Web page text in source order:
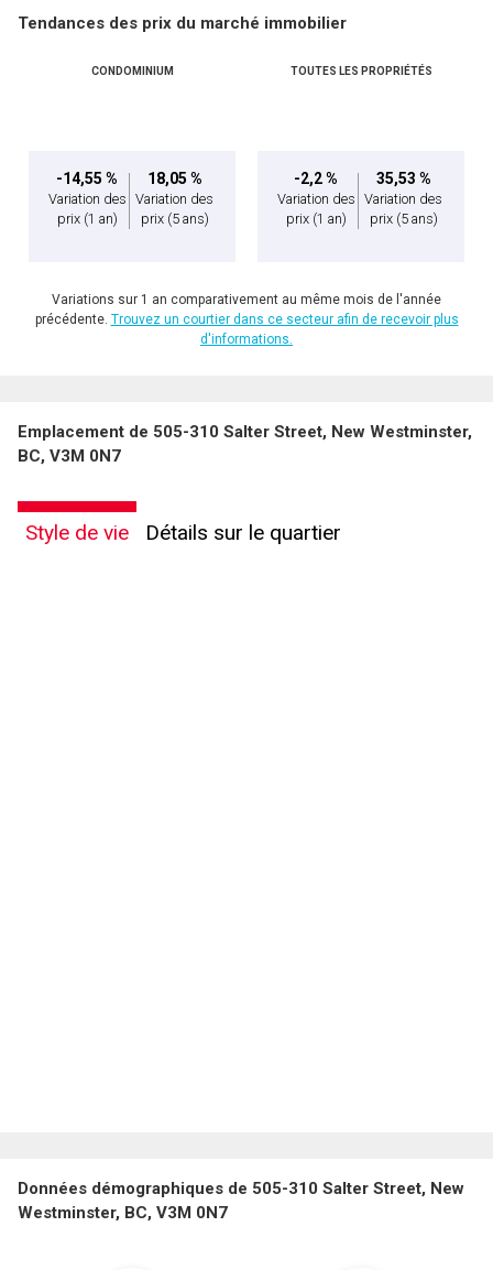
Tendances des prix du marché immobilier
CONDOMINIUM
-14,55 %
Variation des
prix (1 an)
18,05 %
Variation des
prix (5 ans)
TOUTES LES PROPRIÉTÉS
-2,2 %
Variation des
prix (1 an)
35,53 %
Variation des
prix (5 ans)
Variations sur 1 an comparativement au même mois de l'année
précédente. Trouvez un courtier dans ce secteur afin de recevoir plus
d'informations.
Emplacement de 505-310 Salter Street, New Westminster,
BC, V3M 0N7
Style de vie Détails sur le quartier
Données démographiques de 505-310 Salter Street, New
Westminster, BC, V3M 0N7